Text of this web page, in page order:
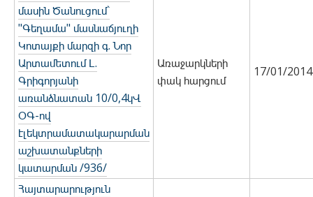
մասին Ծանուցում`
"Գեղամա" մասնաճյուղի
Կոտայքի մարզի գ. Նոր
Արտամետում Լ.
Գրիգորյանի
առանձնատան 10/0,4կՎ
ՕԳ-ով
էլեկտրամատակարարման
աշխատանքների
կատարման /936/
Առաջարկների
փակ հարցում
17/01/2014
Հայտարարություն